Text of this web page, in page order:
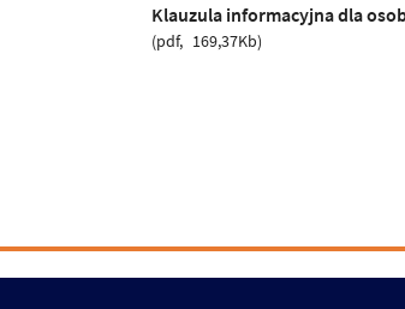
Klauzula informacyjna dla
pdf 169,37Kb